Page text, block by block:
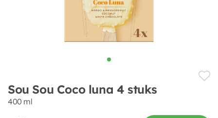
Sou Sou Coco luna 4 stuks
400 ml